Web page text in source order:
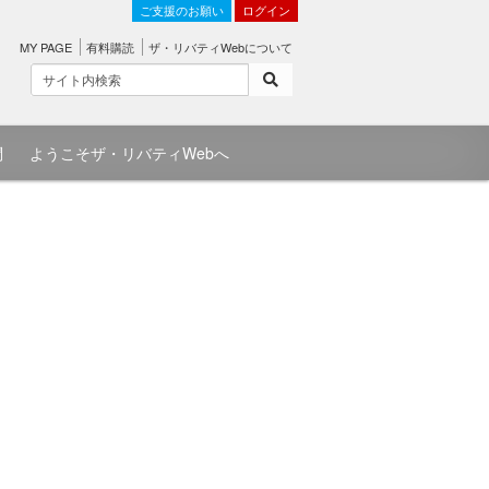
ご支援のお願い ログイン
MY PAGE 有料購読 ザ・リバティWebについて
ようこそザ・リバティWebへ